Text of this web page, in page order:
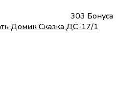
303 Бонуса
Домик Сказка ДС-17/1